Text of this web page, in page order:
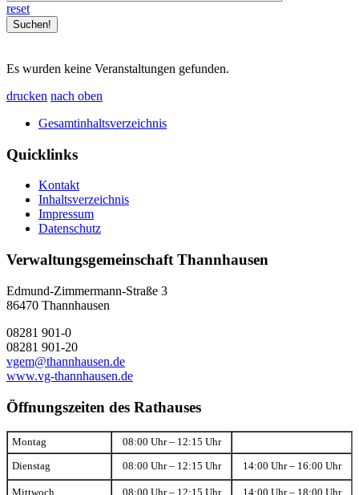
reset
Es wurden keine Veranstaltungen gefunden.
drucken nach oben
Gesamtinhaltsverzeichnis
Quicklinks
Kontakt
Inhaltsverzeichnis
Impressum
Datenschutz
Verwaltungsgemeinschaft Thannhausen
Edmund-Zimmermann-Straße 3
86470 Thannhausen
08281 901-0
08281 901-20
vgem@thannhausen.de
www.vg-thannhausen.de
Öffnungszeiten des Rathauses
Montag 08:00 Uhr – 12:15 Uhr
Dienstag 08:00 Uhr – 12:15 Uhr 14:00 Uhr – 16:00 Uhr